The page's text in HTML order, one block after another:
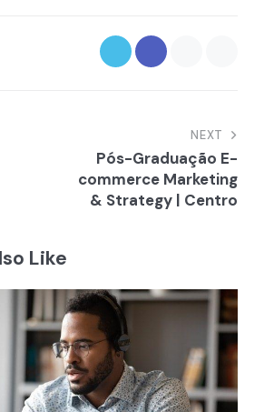
NEXT
Pós-Graduação E-
commerce Marketing
& Strategy | Centro
Like